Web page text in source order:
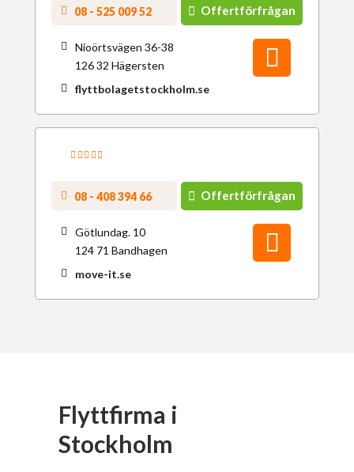
08 - 525 009 52 Offertförfrågan
Nioörtsvägen 36-38
126 32 Hägersten
flyttbolagetstockholm.se
08 - 408 394 66 Offertförfrågan
Götlundag. 10
124 71 Bandhagen
move-it.se
Flyttfirma i
Stockholm